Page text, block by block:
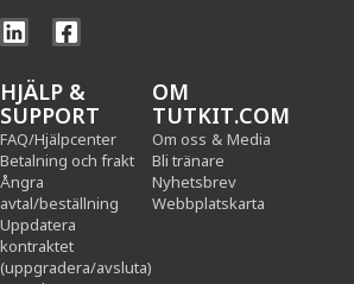
HJÄLP &
SUPPORT
FAQ/Hjälpcenter
Betalning och frakt
Ångra
avtal/beställning
Uppdatera
kontraktet
(uppgradera/avsluta)
OM
TUTKIT.COM
Om oss & Media
Bli tränare
Nyhetsbrev
Webbplatskarta